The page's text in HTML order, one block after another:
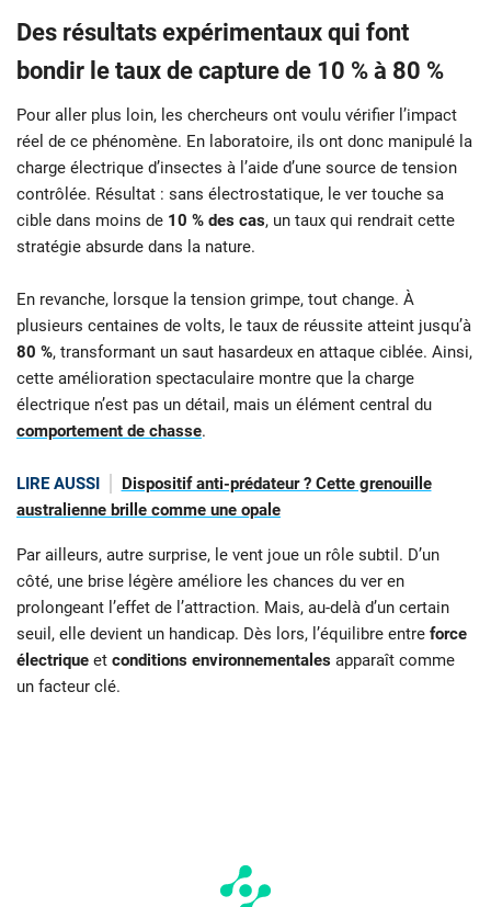
Des résultats expérimentaux qui font
bondir le taux de capture de 10 % à 80 %
Pour aller plus loin, les chercheurs ont voulu vérifier l’impact
réel de ce phénomène. En laboratoire, ils ont donc manipulé la
charge électrique d’insectes à l’aide d’une source de tension
contrôlée. Résultat : sans électrostatique, le ver touche sa
cible dans moins de 10 % des cas, un taux qui rendrait cette
stratégie absurde dans la nature.
En revanche, lorsque la tension grimpe, tout change. À
plusieurs centaines de volts, le taux de réussite atteint jusqu’à
80 %, transformant un saut hasardeux en attaque ciblée. Ainsi,
cette amélioration spectaculaire montre que la charge
électrique n’est pas un détail, mais un élément central du
comportement de chasse.
LIRE AUSSI
Dispositif anti-prédateur ? Cette grenouille
australienne brille comme une opale
Par ailleurs, autre surprise, le vent joue un rôle subtil. D’un
côté, une brise légère améliore les chances du ver en
prolongeant l’effet de l’attraction. Mais, au-delà d’un certain
seuil, elle devient un handicap. Dès lors, l’équilibre entre force
électrique et conditions environnementales apparaît comme
un facteur clé.